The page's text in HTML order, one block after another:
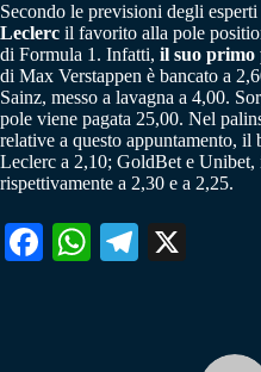
Secondo le previsioni degli esperti
Leclerc il favorito alla pole
di Formula 1. Infatti, il suo primo
di Max Verstappen è bancato a
Sainz, messo a lavagna a 4,00.
pole viene pagata 25,00. Nel
relative a questo appuntamento,
Leclerc a 2,10; GoldBet e Unibet,
rispettivamente a 2,30 e a 2,25.
Fa W
Te